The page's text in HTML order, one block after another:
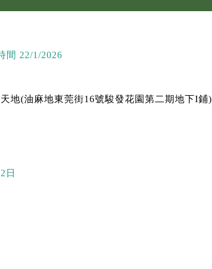
間 22/1/2026
地(油麻地東莞街16號駿發花園第二期地下I鋪)
日